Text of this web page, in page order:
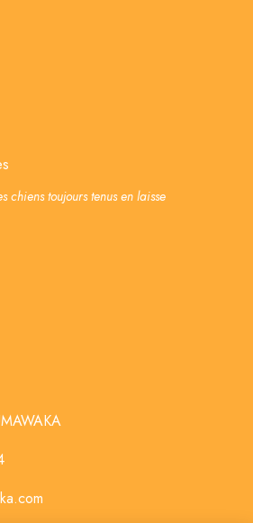
toujours tenus en laisse